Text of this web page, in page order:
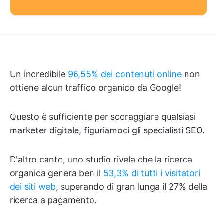
Un incredibile 96,55% dei contenuti online non
ottiene alcun traffico organico da Google!
Questo è sufficiente per scoraggiare qualsiasi
marketer digitale, figuriamoci gli specialisti SEO.
D'altro canto, uno studio rivela che la ricerca
organica genera ben il 53,3% di tutti i visitatori
dei siti web, superando di gran lunga il 27% della
ricerca a pagamento.